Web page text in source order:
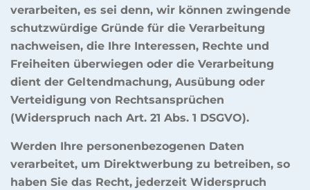
verarbeiten, es sei denn, wir können zwingende
schutzwürdige Gründe für die Verarbeitung
nachweisen, die Ihre Interessen, Rechte und
Freiheiten überwiegen oder die Verarbeitung
dient der Geltendmachung, Ausübung oder
Verteidigung von Rechtsansprüchen
(Widerspruch nach Art. 21 Abs. 1 DSGVO).
Werden Ihre personenbezogenen Daten
verarbeitet, um Direktwerbung zu betreiben, so
haben Sie das Recht, jederzeit Widerspruch